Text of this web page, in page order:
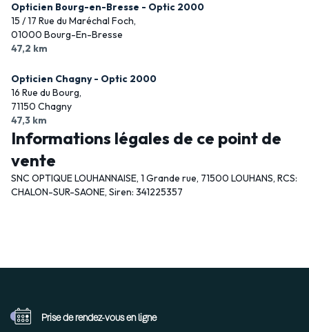
Opticien Bourg-en-Bresse - Optic 2000
15 / 17 Rue du Maréchal Foch,
01000 Bourg-En-Bresse
47,2 km
Opticien Chagny - Optic 2000
16 Rue du Bourg,
71150 Chagny
47,3 km
Informations légales de ce point de
vente
SNC OPTIQUE LOUHANNAISE, 1 Grande rue, 71500 LOUHANS, RCS:
CHALON-SUR-SAONE, Siren: 341225357
Prise de rendez-vous en ligne